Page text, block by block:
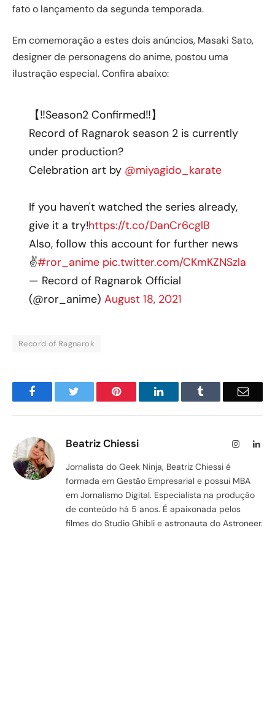
fato o lançamento da segunda temporada.
Em comemoração a estes dois anúncios, Masaki Sato,
designer de personagens do anime, postou uma
ilustração especial. Confira abaixo:
【‼Season2 Confirmed‼】
Record of Ragnarok season 2 is currently
under production?
Celebration art by @miyagido_karate
If you haven't watched the series already,
give it a try!https://t.co/DanCr6cglB
Also, follow this account for further news
✌#ror_anime pic.twitter.com/CKmKZNSzla
— Record of Ragnarok Official
(@ror_anime) August 18, 2021
Record of Ragnarok
Facebook Pinterest LinkedIn Email
Beatriz Chiessi Instagram
Jornalista do Geek Ninja, Beatriz Chiessi é
formada em Gestão Empresarial e possui MBA
em Jornalismo Digital. Especialista na produção
de conteúdo há 5 anos. É apaixonada pelos
filmes do Studio Ghibli e astronauta do Astroneer.